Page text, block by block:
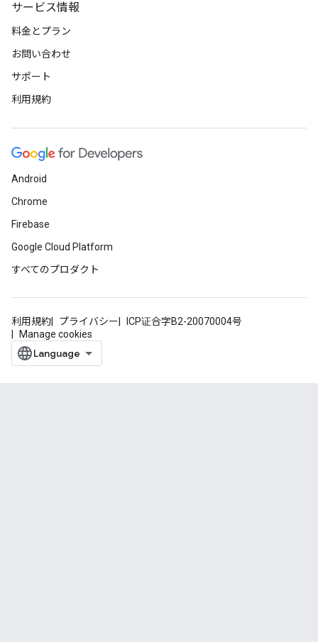
サービス情報
料金とプラン
お問い合わせ
サポート
利用規約
Android
Chrome
Firebase
Google Cloud Platform
すべてのプロダクト
利用規約 プライバシー
ICP证合字B2-20070004号
Manage cookies